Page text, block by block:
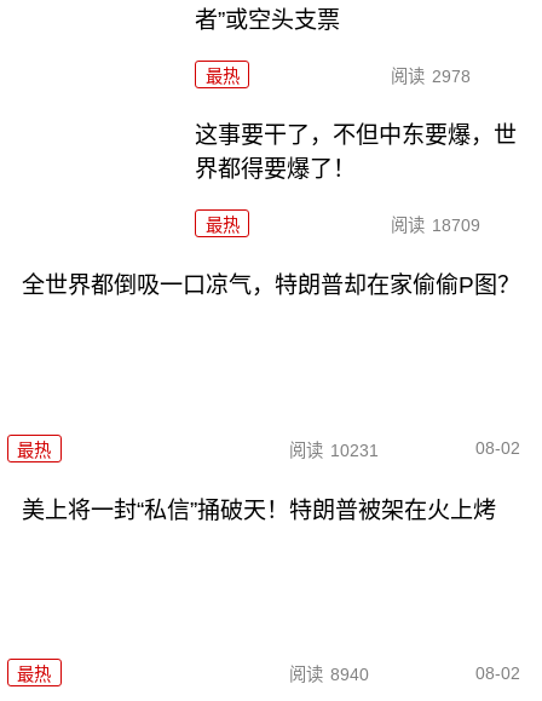
者”或空头支票
最热 阅读 2978
这事要干了，不但中东要爆，世
界都得要爆了！
最热 阅读 18709
全世界都倒吸一口凉气，特朗普却在家偷偷P图？
最热 阅读 10231 08-02
美上将一封“私信”捅破天！特朗普被架在火上烤
最热 阅读 8940 08-02